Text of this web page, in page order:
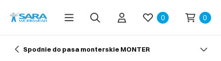
0 0
Spodnie do pasa monterskie MONTER